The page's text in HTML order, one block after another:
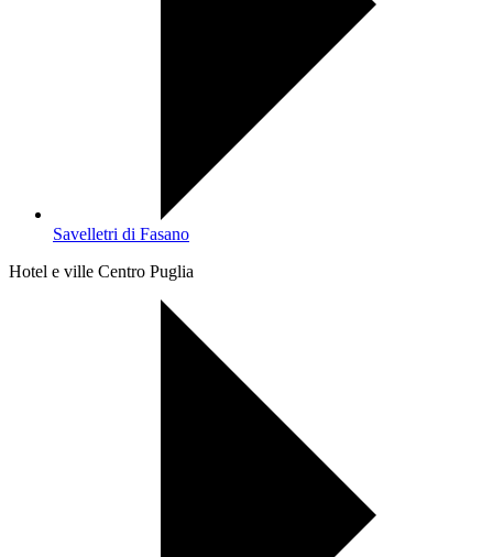
Savelletri di Fasano
Hotel e ville Centro Puglia